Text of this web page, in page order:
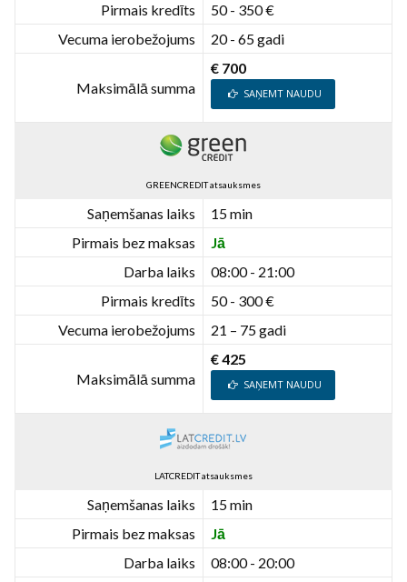
Pirmais kredīts
50 - 350 €
Vecuma ierobežojums
20 - 65 gadi
Maksimālā summa
€ 700
SAŅEMT NAUDU
GREENCREDIT atsauksmes
Saņemšanas laiks
15 min
Pirmais bez maksas
Jā
Darba laiks
08:00 - 21:00
Pirmais kredīts
50 - 300 €
Vecuma ierobežojums
21 – 75 gadi
Maksimālā summa
€ 425
SAŅEMT NAUDU
LATCREDIT atsauksmes
Saņemšanas laiks
15 min
Pirmais bez maksas
Jā
Darba laiks
08:00 - 20:00